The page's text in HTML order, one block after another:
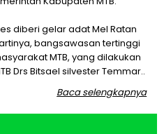
diberi gelar adat Mel Ratan
bangsawasan tertinggi
MTB, yang dilakukan
Drs Bitsael silvester Temmar..
Baca selengkapnya